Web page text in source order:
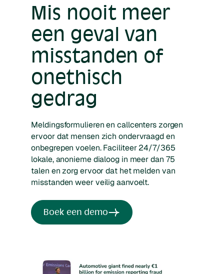
Mis nooit meer
een geval van
misstanden of
onethisch
gedrag
Meldingsformulieren en callcenters zorgen
ervoor dat mensen zich ondervraagd en
onbegrepen voelen. Faciliteer 24/7/365
lokale, anonieme dialoog in meer dan 75
talen en zorg ervoor dat het melden van
misstanden weer veilig aanvoelt.
Boek een demo